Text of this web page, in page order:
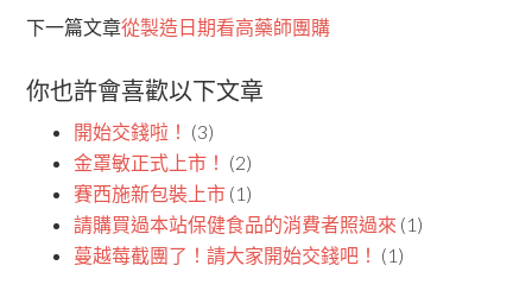
下一篇文章從製造日期看高藥師團購
你也許會喜歡以下文章
開始交錢啦！ (3)
金罩敏正式上市！ (2)
賽西施新包裝上市 (1)
請購買過本站保健食品的消費者照過來 (1)
蔓越莓截團了！請大家開始交錢吧！ (1)